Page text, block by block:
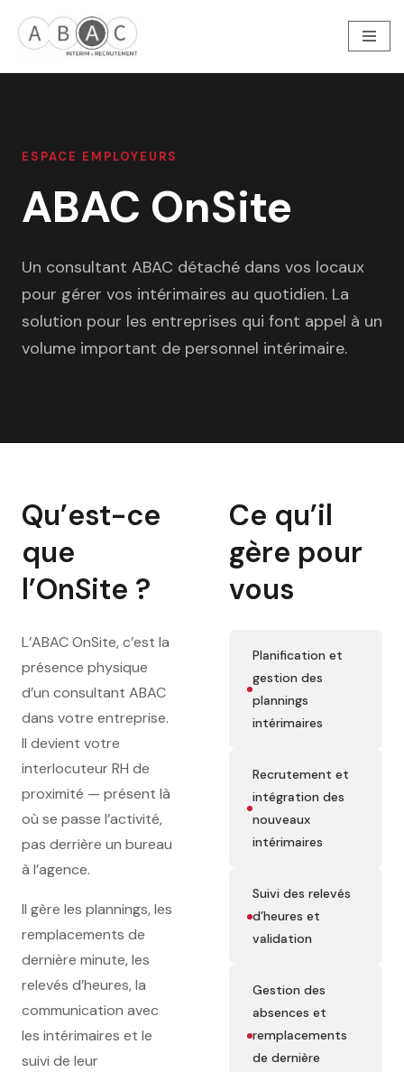
Aller
au
ESPACE EMPLOYEURS
ABAC OnSite
Un consultant ABAC détaché dans vos locaux
pour gérer vos intérimaires au quotidien. La
solution pour les entreprises qui font appel à un
volume important de personnel intérimaire.
Qu’est-ce
que
l’OnSite ?
L’ABAC OnSite, c’est la
présence physique
d’un consultant ABAC
dans votre entreprise.
Il devient votre
interlocuteur RH de
proximité — présent là
où se passe l’activité,
pas derrière un bureau
à l’agence.
Il gère les plannings, les
remplacements de
dernière minute, les
relevés d’heures, la
communication avec
les intérimaires et le
suivi de leur
Ce qu’il
gère pour
vous
Planification et
gestion des
plannings
intérimaires
Recrutement et
intégration des
nouveaux
intérimaires
Suivi des relevés
d’heures et
validation
Gestion des
absences et
remplacements
de dernière